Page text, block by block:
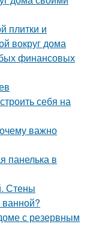
плитки и
вокруг дома
финансовых
себя на
важно
панелька в
Стены
ванной?
с резервным